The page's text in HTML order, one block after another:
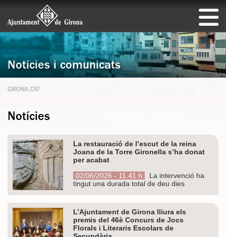
Notícies i comunicats
GIRONA.CAT
Notícies
La restauració de l’escut de la reina
Joana de la Torre Gironella s’ha donat
per acabat
02/06/2026 - 11.41 h
La intervenció ha
tingut una durada total de deu dies
L’Ajuntament de Girona lliura els
premis del 46è Concurs de Jocs
Florals i Literaris Escolars de